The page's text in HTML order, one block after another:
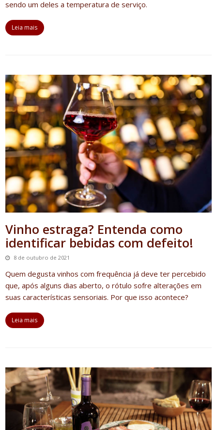
sendo um deles a temperatura de serviço.
Leia mais
Vinho estraga? Entenda como
identificar bebidas com defeito!
8 de outubro de 2021
Quem degusta vinhos com frequência já deve ter percebido
que, após alguns dias aberto, o rótulo sofre alterações em
suas características sensoriais. Por que isso acontece?
Leia mais